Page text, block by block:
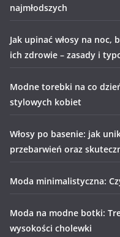
najmłodszych
Jak upinać włosy na noc,
ich zdrowie – zasady i
Modne torebki na co
stylowych kobiet
Włosy po basenie: jak
przebarwień oraz
Moda minimalistyczna:
Moda na modne botki:
wysokości cholewki